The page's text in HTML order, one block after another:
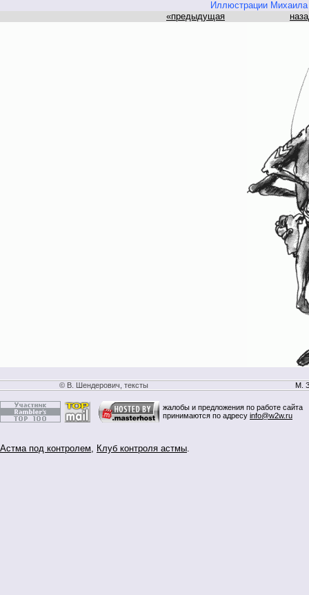
Иллюстрации Михаила
«предыдущая
© В. Шендерович, тексты М.
жалобы и предложения по работе сайта
принимаются по адресу info@w2w.ru
Астма под контролем, Клуб контроля астмы.